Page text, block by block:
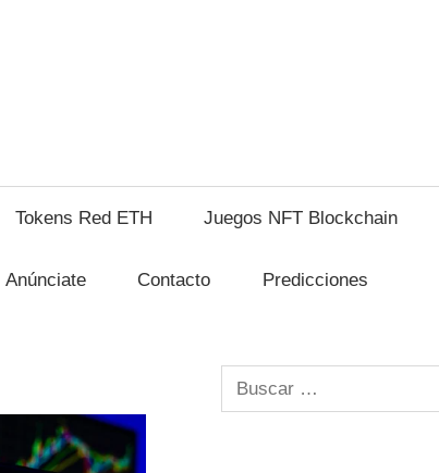
Tokens Red ETH Juegos NFT Blockchain
Anúnciate Contacto Predicciones
Buscar: